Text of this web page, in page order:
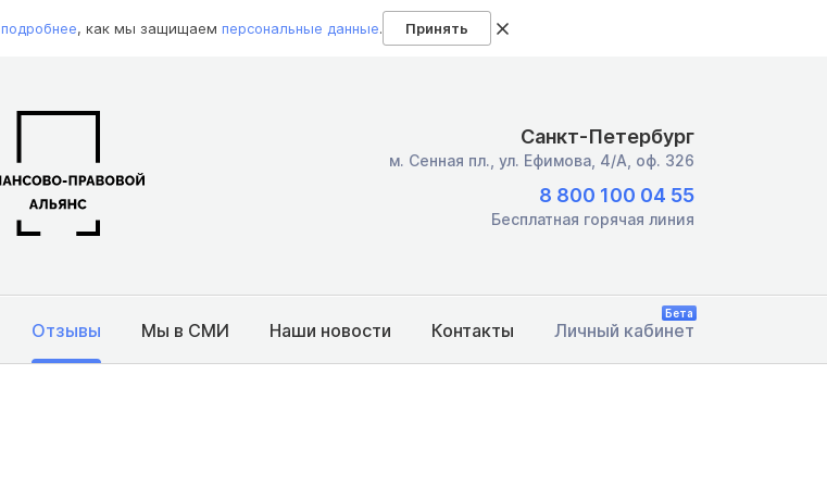
подробнее, как мы защищаем персональные данные. Принять
Санкт-Петербург
м. Сенная пл., ул. Ефимова, 4/А, оф. 326
8 800 100 04 55
Бесплатная горячая линия
Отзывы Мы в СМИ Наши новости Контакты Личный кабинет
Бета